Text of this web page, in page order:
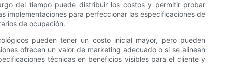
del tiempo puede distribuir los costos y permitir probar
implementaciones para perfeccionar las especificaciones de
de ocupación.
pueden tener un costo inicial mayor, pero pueden
ofrecen un valor de marketing adecuado o si se alinean
técnicas en beneficios visibles para el cliente y